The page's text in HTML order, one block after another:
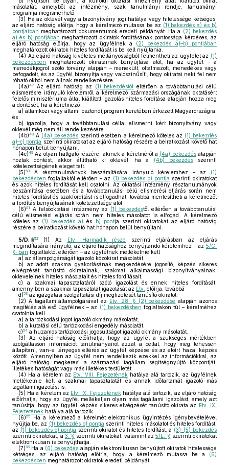
másolatát, amelyből az intézmény, szak tanulmányi rendje, tanulmányi
programja megismerhető.
(3) Ha az oklevél vagy a bizonyítvány jogi hatálya vagy hitelessége kétséges,
az eljáró hatóság előírja, hogy a kérelmező mutassa be az (1) bekezdés a) és b)
pontjaiban meghatározott dokumentumok eredeti példányát. Ha a (2) bekezdés
a) és b) pontjában meghatározott okiratok fordításának pontossága kérdéses, az
eljáró hatóság előírja, hogy az ügyfélnek a (2) bekezdés a)–b) pontjában
meghatározott okiratok hiteles fordítását is be kell nyújtania.
(4) Az eljáró hatóság kivételes méltányosságból felmentheti az ügyfelet az (1)
bekezdésben meghatározott okiratainak benyújtása alól, ha az ügyfél – a
menedékjogról szóló törvény alapján – menekült, oltalmazott, menedékes vagy
befogadott, és az ügyfél bizonyítja vagy valószínűsíti, hogy okiratai neki fel nem
róható okból nem állnak rendelkezésére.
(4a)47 Az eljáró hatóság az (1) bekezdéstől eltérően a továbbtanulási célú
elismerésre irányuló kérelemről a kérelmező származási országának oktatásért
felelős minisztériuma által kiállított igazolás hiteles fordítása alapján hozza meg
a döntését, ha a kérelmező
a) államközi vagy állami ösztöndíjprogram keretében érkezett Magyarországra,
és
b) igazolja, hogy a továbbtanulási céllal elismerni kért bizonyítvány vagy
oklevél még nem áll rendelkezésére.
(4b)48 A (4a) bekezdés szerinti esetben a kérelmező köteles az (1) bekezdés
a)–c) pontja szerinti okiratokat az eljáró hatóság részére a beiratkozást követő hat
hónapon belül benyújtani.
(4c)49 Az olyan hallgató részére, akinek a kérelméről a (4a) bekezdésalapján
hoztak döntést, akkor állítható ki oklevél, ha a
(4b) bekezdésszerinti
kötelezettségének eleget tett.
(5)50 A résztanulmányok beszámítására irányuló kérelemhez – az (1)
bekezdésben foglaltaktól eltérően – az (1) bekezdés b) pontja szerinti okiratokat
és azok hiteles fordítását kell csatolni. Az oktatási intézmény résztanulmányok
beszámítása esetében és a továbbtanulási célú elismerési eljárás során nem
hiteles fordítást és szakfordítást is elfogadhat, továbbá mentesítheti a kérelmezőt
a fordítás benyújtásának kötelezettsége alól.
(6)51 A felsőoktatási intézmény az (1) bekezdéstől eltérően a továbbtanulási
célú elismerési eljárás során nem hiteles másolatot is elfogad. A kérelmező
köteles az (1) bekezdés a) és b) pontja szerinti okiratokat az eljáró hatóság
részére a beiratkozást követő hat hónapon belül benyújtani.
5/D. §52 (1) Az Etv. Harmadik része
szerinti eljárásban az eljárás
megindítására irányuló, az eljáró hatósághoz benyújtandó kérelemhez – az 5/C.
§-ban foglaltaktól eltérően – az ügyfélnek mellékelnie kell
a) az állampolgárságát igazoló közokirat másolatát,
b) az adott szakma gyakorlásának megkezdésére jogosító, képzés sikeres
elvégzését tanúsító okiratainak, szakmai alkalmassági bizonyítványainak,
okleveleinek hiteles másolatait és hiteles fordításait,
c) a szakmai tapasztalatáról szóló igazolást és ennek hiteles fordítását,
amennyiben a szakmai tapasztalat igazolását az Etv. előírja, továbbá
d)53 az igazgatási szolgáltatási díj megfizetését tanúsító okiratot.
(2) A tagállam állampolgárával az Etv. 28. § (2) bekezdése alapján azonos
megítélés alá eső ügyfélnek – az (1) bekezdésben foglaltakon túl – kérelméhez
csatolnia kell
a) a tartózkodási jogot igazoló okmány másolatát,
b) a kutatási célú tartózkodási engedély másolatát,
c)54 a huzamos tartózkodási jogosultságot igazoló okmány másolatát.
(3) Az eljáró hatóság előírhatja, hogy az ügyfél a szükséges mértékben
szolgáltasson információt tanulmányairól azzal a céllal, hogy meg lehessen
állapítani, van-e lényeges eltérés az ügyfél képzése és az előírt hazai képzés
között. Amennyiben az ügyfél nem rendelkezik ezekkel az információkkal, az
eljáró hatóság megkeresi a származási tagállam segítségnyújtó központját,
illetékes hatóságát vagy más illetékes testületét.
(4) Ha a kérelem az Etv. VIII. Fejezeténekhatálya alá tartozik, az ügyfélnek
mellékelnie kell a szakmai tapasztalatát és annak időtartamát igazoló más
tagállami igazolást is.
(5) Ha a kérelem az Etv. IX. Fejezeténekhatálya alá tartozik, az eljáró hatóság
előírhatja, hogy az ügyfél mellékeljen olyan más tagállami igazolást, amely azt
tanúsítja, hogy az ügyfél képzés sikeres elvégzését tanúsító okirata az Etv. IX.
Fejezetének hatálya alá tartozik.
(6)55
Ha a kérelmező a kérelmét elektronikus ügyintézés igénybevételével
nyújtja be, az (1) bekezdés b) pontja szerinti hiteles másolatot és hiteles fordítást,
az (1) bekezdés c) pontja szerinti okiratot és hiteles fordítást, a (3)–(5) bekezdés
szerinti okiratokat, a 3. § szerinti okiratokat, valamint az5/E. § szerinti okiratokat
elektronikusan is benyújthatja.
(7)56 Ha a (6) bekezdés alapján elektronikusan benyújtott okiratok hitelessége
kétséges, az eljáró hatóság előírja, hogy a kérelmező mutassa be a (6)
bekezdésben meghatározott okiratok eredeti példányát.